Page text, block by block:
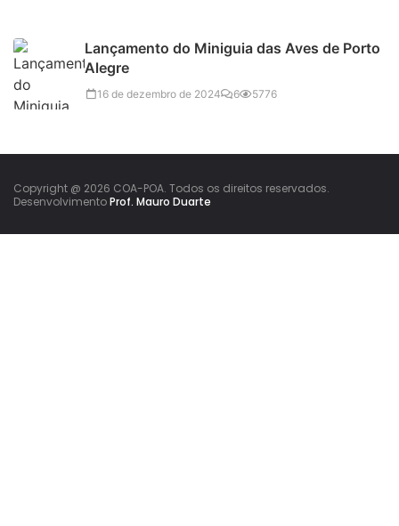
Lançamento do Miniguia das Aves de Porto
Alegre
16 de dezembro de 2024 6 5776
Copyright @ 2026 COA-POA. Todos os direitos reservados.
DesenvolvimentoProf. Mauro Duarte